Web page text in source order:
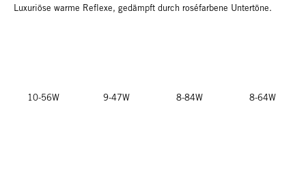
Luxuriöse warme Reflexe, gedämpft durch roséfarbene Untertöne.
10-56W 9-47W 8-84W 8-64W